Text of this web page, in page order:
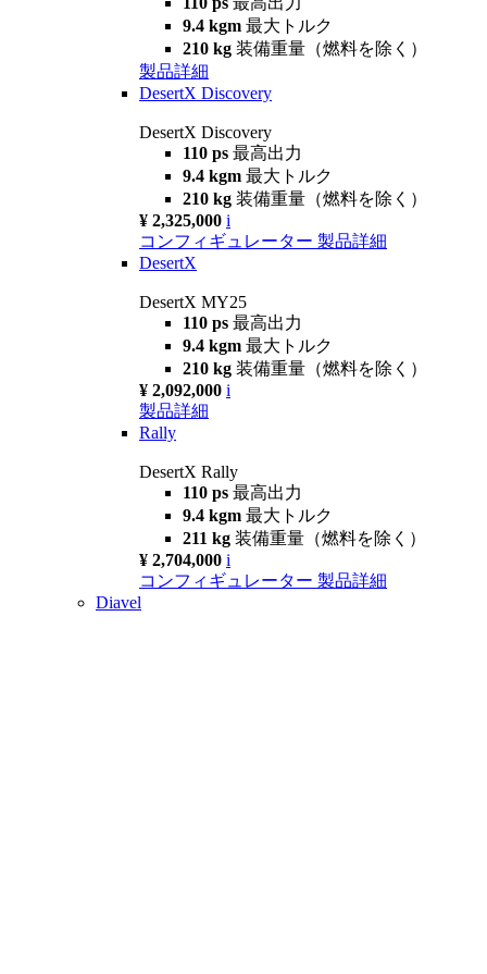
9.4 kgm 最大トルク
210 kg 装備重量（燃料を除く）
製品詳細
DesertX Discovery
DesertX Discovery
110 ps 最高出力
9.4 kgm 最大トルク
210 kg 装備重量（燃料を除く）
¥ 2,325,000 i
コンフィギュレーター 製品詳細
DesertX
DesertX MY25
110 ps 最高出力
9.4 kgm 最大トルク
210 kg 装備重量（燃料を除く）
¥ 2,092,000 i
製品詳細
Rally
DesertX Rally
110 ps 最高出力
9.4 kgm 最大トルク
211 kg 装備重量（燃料を除く）
¥ 2,704,000 i
コンフィギュレーター 製品詳細
Diavel